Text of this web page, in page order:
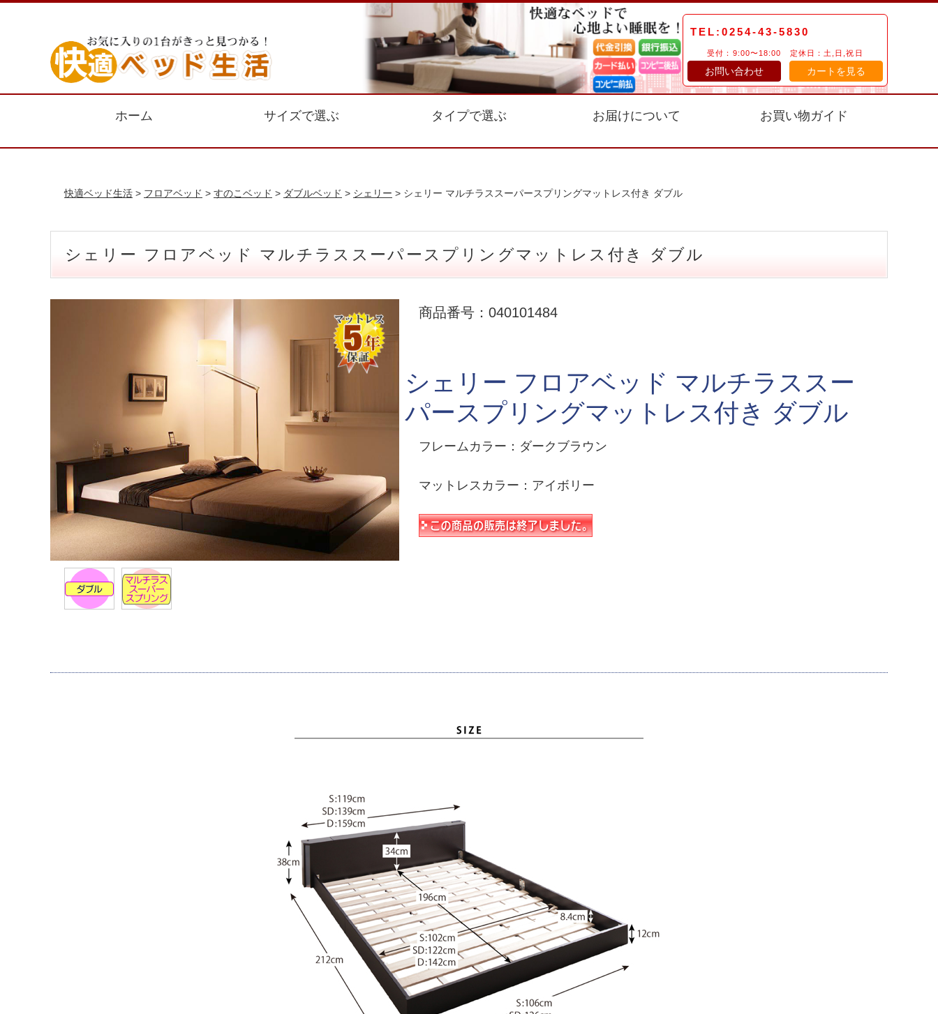
TEL:0254-43-5830
受付：9:00〜18:00 定休日：土,日,祝日
お問い合わせ カートを見る
ホーム サイズで選ぶ タイプで選ぶ お届けについて お買い物ガイド
快適ベッド生活 > フロアベッド > すのこベッド > ダブルベッド > シェリー > シェリー マルチラススーパースプリングマットレス付き ダブル
シェリー フロアベッド マルチラススーパースプリングマットレス付き ダブル
商品番号：040101484
シェリー フロアベッド マルチラススー
パースプリングマットレス付き ダブル
フレームカラー：ダークブラウン
マットレスカラー：アイボリー